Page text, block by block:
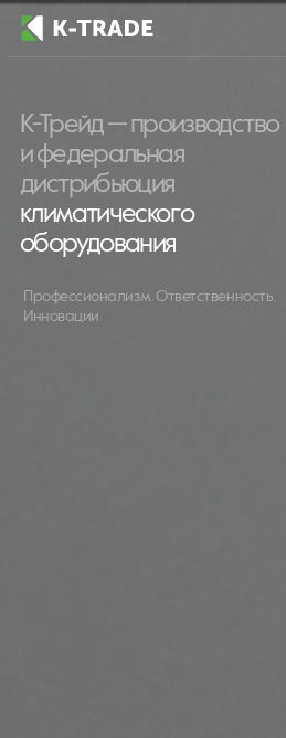
Начните искать товар по
К-Трейд — производство
и федеральная
дистрибьюция
климатического
оборудования
Профессионализм. Ответственность.
Инновации